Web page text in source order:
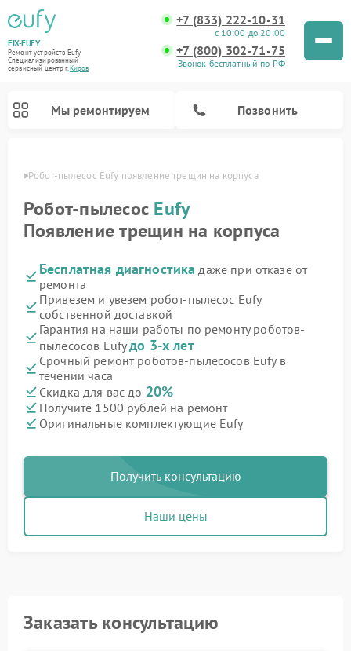
FIX-EUFY
Ремонт устройств Eufy
Специализированный
cервисный центр г.Киров
+7 (833) 222-10-31
с 10:00 до 20:00
+7 (800) 302-71-75
Звонок бесплатный по РФ
Мы ремонтируем Позвонить
Робот-пылесос Eufy появление трещин на корпуса
Робот-пылесос Eufy
Появление трещин на корпуса
Бесплатная диагностика даже при отказе от
ремонта
Привезем и увезем робот-пылесос Eufy
собственной доставкой
Гарантия на наши работы по ремонту роботов-
пылесосов Eufyдо 3-х лет
Срочный ремонт роботов-пылесосов Eufy в
течении часа
Скидка для вас до 20%
Получите 1500 рублей на ремонт
Оригинальные комплектующие Eufy
Получить консультацию
Наши цены
Заказать консультацию